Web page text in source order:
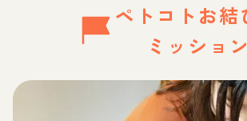
ペトコトお結
ミッション